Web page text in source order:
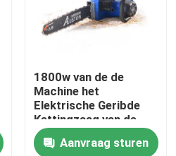
op
1800w van de de
Machine het
Elektrische Geribde
Kettingzaag van de
machtskettingzaag
Houten Knipsel
Aanvraag sturen